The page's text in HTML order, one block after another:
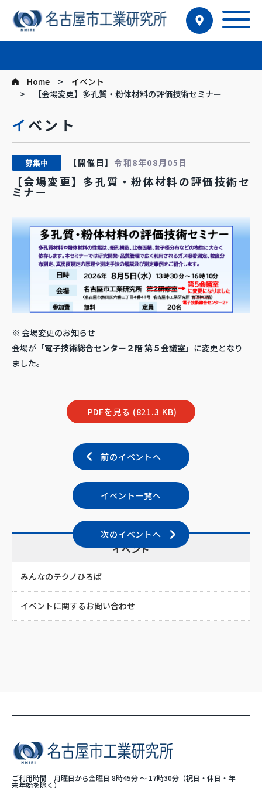
Home
イベント
【会場変更】多孔質・粉体材料の評価技術セミナー
イベント
募集中 【開催日】 令和8年08月05日
【会場変更】多孔質・粉体材料の評価技術セ
ミナー
※ 会場変更のお知らせ
会場が 「電子技術総合センター２階 第５会議室」 に変更となり
ました。
PDFを見る (821.3 KB)
前のイベントへ
イベント一覧へ
次のイベントへ
イベント
みんなのテクノひろば
イベントに関するお問い合わせ
ご利用時間 月曜日から金曜日 8時45分 ～ 17時30分（祝日・休日・年
末年始を除く）